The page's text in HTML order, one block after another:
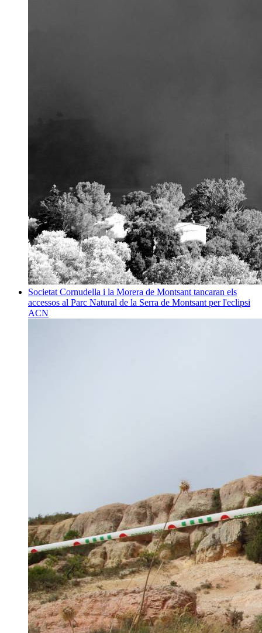
Societat Cornudella i la Morera de Montsant tancaran els
accessos al Parc Natural de la Serra de Montsant per l'eclipsi
ACN